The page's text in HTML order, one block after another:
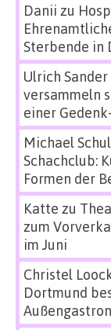
Danii zu
Sterbende in
Ulrich Sander
versammeln
einer
Michael
Schachclub:
Formen der
Katte zu
zum
im Juni
Christel
Dortmund